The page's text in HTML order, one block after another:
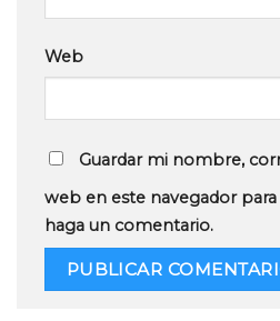
Web
Guardar mi nombre,
web en este navegador
haga un comentario.